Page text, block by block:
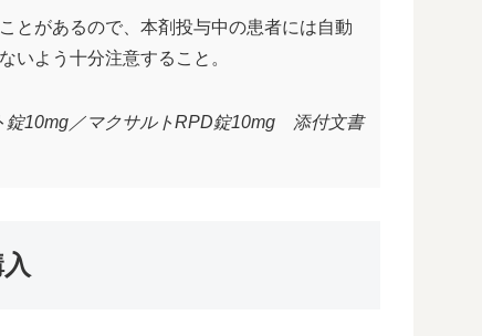
とがあるので、本剤投与中の患者には自動
いよう十分注意すること。
錠10mg／マクサルトRPD錠10mg 添付文書